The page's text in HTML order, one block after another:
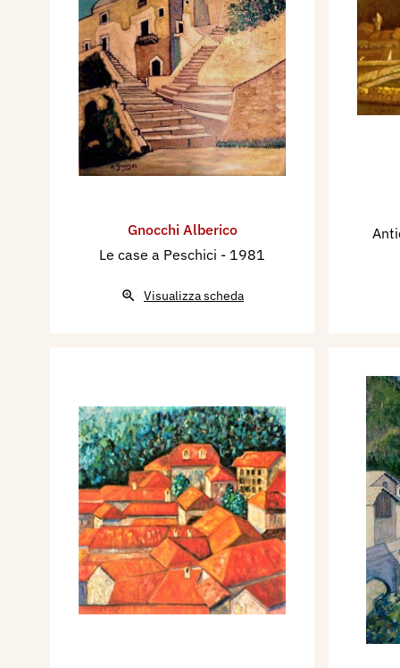
all’Archivio storico
di Vigonza (PD), all’Archivio
ex Libris di Bodio Lomnago
stampe della Biblioteca
Le sue opere si trovano in
e pubbliche.
E-mail:
Mostre personali:
- Galleria Rebaudengo,
- Stand Expo Art, Roma.
- Galleria Alba, Ferrara.
- Galleria Manzoni Art
- Galleria Eustachi, Milano.
- Sede CGIL Zona
- Polifunzionale STERNA,
patrocinio del Comune.
- Stand Fiera Mercato di
- Chiesa dei SS. Simone e
Laudense (LO), con
Gnocchi Alberico
Le case a Peschici - 1981
Visualizza scheda